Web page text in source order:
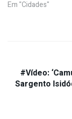
Em "Cidades"
#Vídeo:
Sargento